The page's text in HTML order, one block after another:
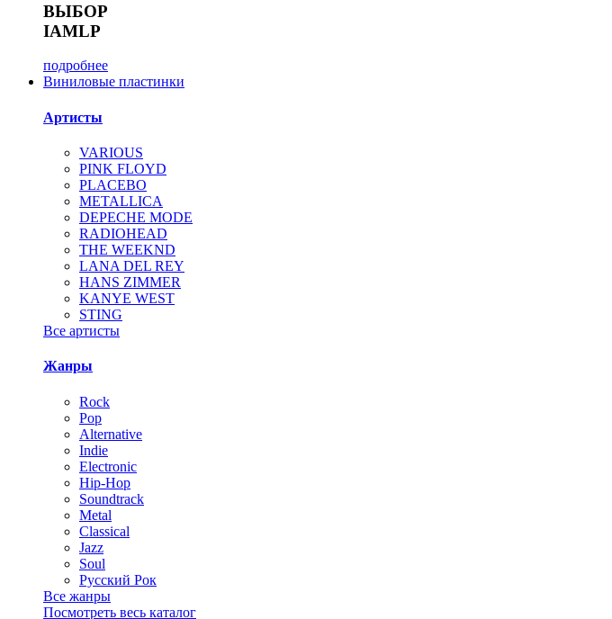
ВЫБОР
IAMLP
подробнее
Виниловые пластинки
Артисты
VARIOUS
PINK FLOYD
PLACEBO
METALLICA
DEPECHE MODE
RADIOHEAD
THE WEEKND
LANA DEL REY
HANS ZIMMER
KANYE WEST
STING
Все артисты
Жанры
Rock
Pop
Alternative
Indie
Electronic
Hip-Hop
Soundtrack
Metal
Classical
Jazz
Soul
Русский Рок
Все жанры
Посмотреть весь каталог